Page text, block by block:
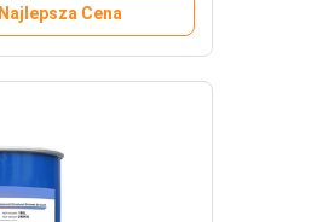
Najlepsza Cena